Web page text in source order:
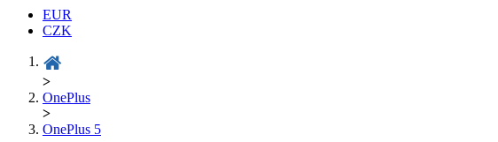
EUR
CZK
>
OnePlus
>
OnePlus 5